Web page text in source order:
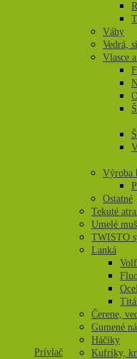
Váhy
Vedrá,
Vlasce
Výroba
Ostatné
Prívlač
Tekuté
Umelé
TWISTO
Lanká
Čerene,
Gumené
Háčiky
Kufríky,